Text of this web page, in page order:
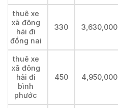
thuê xe
xã đông
hải đi
đồng nai
330 3,630,000
thuê xe
xã đông
hải đi
bình
phước
450 4,950,000